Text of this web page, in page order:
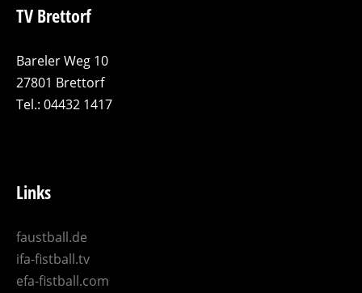
TV Brettorf
Bareler Weg 10
27801 Brettorf
Tel.: 04432 1417
Links
faustball.de
ifa-fistball.tv
efa-fistball.com